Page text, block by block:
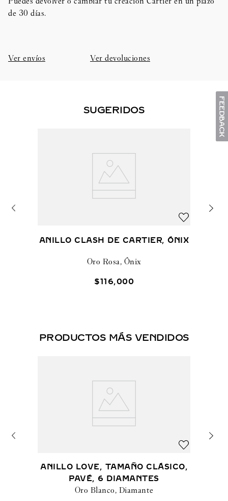
de 30 días.​
Ver envíos Ver devoluciones
SUGERIDOS
ANILLO CLASH DE CARTIER, ÓNIX
Oro Rosa, Ónix
$116,000
PRODUCTOS MÁS VENDIDOS
ANILLO LOVE, TAMAÑO CLÁSICO,
PAVÉ, 6 DIAMANTES
Oro Blanco, Diamante